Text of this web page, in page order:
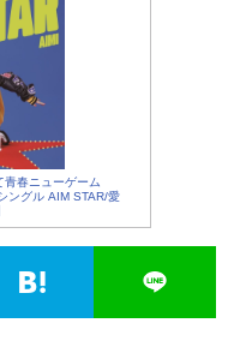
青春ニューゲーム
ングル AIM STAR/愛